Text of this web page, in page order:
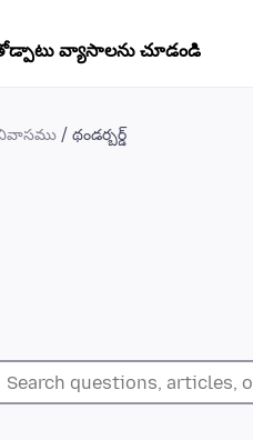
వ్యాసాలను చూడండి
థండర్బర్డ్